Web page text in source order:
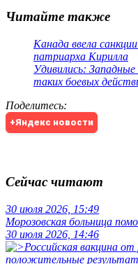
Читайте также
Канада ввела
патриарха Кирилла
Удивились: Западные
таких боевых
Поделитесь:
+Яндекс новости
Сейчас читают
30 июля 2026, 15:49
Морозовская больница
30 июля 2026, 14:46